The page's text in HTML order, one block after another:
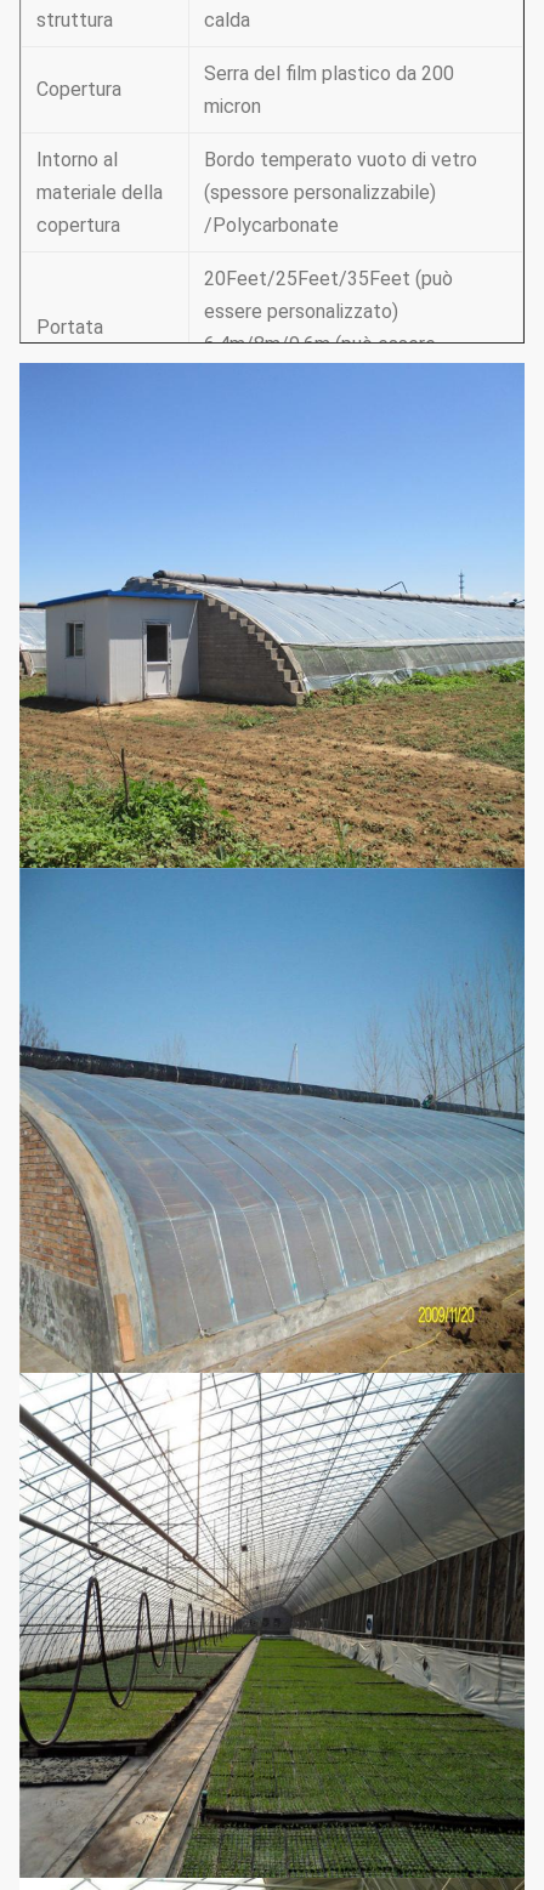
struttura
calda
Copertura
Serra del film plastico da 200
micron
Intorno al
materiale della
copertura
Bordo temperato vuoto di vetro
(spessore personalizzabile)
/Polycarbonate
Portata
20Feet/25Feet/35Feet (può
essere personalizzato)
6.4m/8m/9.6m (può essere
Altezza del
tetto
12Feet-30Feet/3.5-10m (secondo
i requisiti può essere
personalizzato)
Altezza della
spalla
5Feet-6Feet/1.5-1.8m(secondo i
requisiti può essere personalizzato)
Sistema
facoltativo di
configurazione
1. Sistema di ventilazione:
Lato/cima una ventilazione del film
del rotolo-su
3. Ombreggiatura del sistema
4. Gocciolamento/micro impianto di
irrigazione
5. Sistema di riscaldamento
6. Sistema di controllo astuto
(Secondo i requisiti può essere
personalizzato)
Applicazioni
Fragola, anguria, cetriolo,
pomodoro, ortaggio, fiore epianta
medicinale deiraccolti per la
vendita